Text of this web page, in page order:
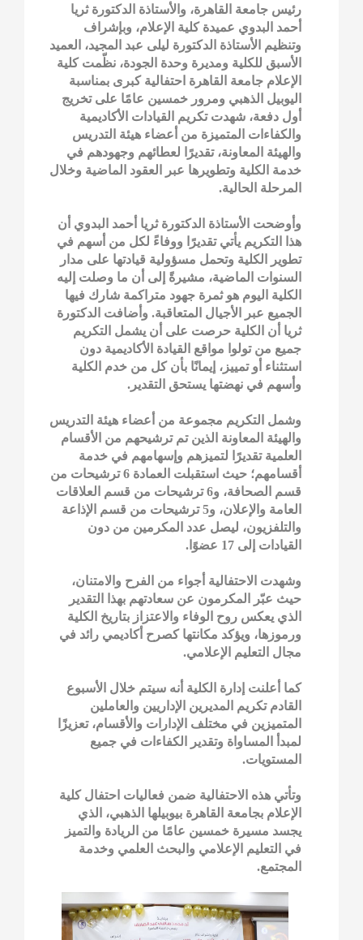
رئيس جامعة القاهرة، والأستاذة الدكتورة ثريا
أحمد البدوي عميدة كلية الإعلام، وبإشراف
وتنظيم الأستاذة الدكتورة ليلى عبد المجيد، العميد
الأسبق للكلية ومديرة وحدة الجودة، نظّمت كلية
الإعلام جامعة القاهرة احتفالية كبرى بمناسبة
اليوبيل الذهبي ومرور خمسين عامًا على تخريج
أول دفعة، شهدت تكريم القيادات الأكاديمية
والكفاءات المتميزة من أعضاء هيئة التدريس
والهيئة المعاونة، تقديرًا لعطائهم وجهودهم في
خدمة الكلية وتطويرها عبر العقود الماضية وخلال
المرحلة الحالية.
وأوضحت الأستاذة الدكتورة ثريا أحمد البدوي أن
هذا التكريم يأتي تقديرًا ووفاءً لكل من أسهم في
تطوير الكلية وتحمل مسؤولية قيادتها على مدار
السنوات الماضية، مشيرةً إلى أن ما وصلت إليه
الكلية اليوم هو ثمرة جهود متراكمة شارك فيها
الجميع عبر الأجيال المتعاقبة. وأضافت الدكتورة
ثريا أن الكلية حرصت على أن يشمل التكريم
جميع من تولوا مواقع القيادة الأكاديمية دون
استثناء أو تمييز، إيمانًا بأن كل من خدم الكلية
وأسهم في نهضتها يستحق التقدير.
وشمل التكريم مجموعة من أعضاء هيئة التدريس
والهيئة المعاونة الذين تم ترشيحهم من الأقسام
العلمية تقديرًا لتميزهم وإسهامهم في خدمة
أقسامهم؛ حيث استقبلت العمادة 6 ترشيحات من
قسم الصحافة، و6 ترشيحات من قسم العلاقات
العامة والإعلان، و5 ترشيحات من قسم الإذاعة
والتلفزيون، ليصل عدد المكرمين من دون
القيادات إلى 17 عضوًا.
وشهدت الاحتفالية أجواء من الفرح والامتنان،
حيث عبّر المكرمون عن سعادتهم بهذا التقدير
الذي يعكس روح الوفاء والاعتزاز بتاريخ الكلية
ورموزها، ويؤكد مكانتها كصرح أكاديمي رائد في
مجال التعليم الإعلامي.
كما أعلنت إدارة الكلية أنه سيتم خلال الأسبوع
القادم تكريم المديرين الإداريين والعاملين
المتميزين في مختلف الإدارات والأقسام، تعزيزًا
لمبدأ المساواة وتقدير الكفاءات في جميع
المستويات.
وتأتي هذه الاحتفالية ضمن فعاليات احتفال كلية
الإعلام بجامعة القاهرة بيوبيلها الذهبي، الذي
يجسد مسيرة خمسين عامًا من الريادة والتميز
في التعليم الإعلامي والبحث العلمي وخدمة
المجتمع.